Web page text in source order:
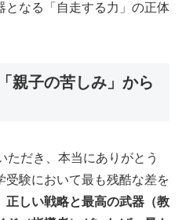
となる「自走する力」の正体
親子の苦しみ」から
ただき、本当にありがとう
受験において最も残酷な差を
正しい戦略と最高の武器（教